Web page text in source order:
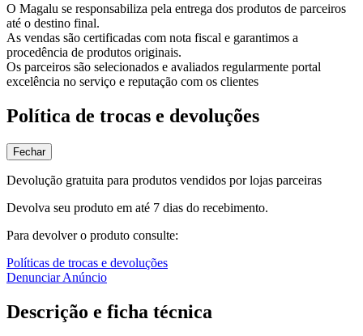
O Magalu se responsabiliza pela entrega dos produtos de parceiros
até o destino final.
As vendas são certificadas com nota fiscal e garantimos a
procedência de produtos originais.
Os parceiros são selecionados e avaliados regularmente portal
excelência no serviço e reputação com os clientes
Política de trocas e devoluções
Fechar
Devolução gratuita para produtos vendidos por lojas parceiras
Devolva seu produto em até 7 dias do recebimento.
Para devolver o produto consulte:
Políticas de trocas e devoluções
Denunciar Anúncio
Descrição e ficha técnica